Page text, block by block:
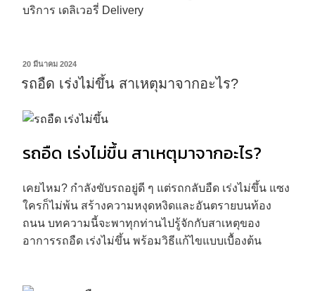
บริการ เดลิเวอรี่ Delivery
20 มีนาคม 2024
รถอืด เร่งไม่ขึ้น สาเหตุมาจากอะไร?
รถอืด เร่งไม่ขึ้น สาเหตุมาจากอะไร?
เคยไหม? กำลังขับรถอยู่ดี ๆ แต่รถกลับอืด เร่งไม่ขึ้น แซง
ใครก็ไม่พ้น สร้างความหงุดหงิดและอันตรายบนท้อง
ถนน บทความนี้จะพาทุกท่านไปรู้จักกับสาเหตุของ
อาการรถอืด เร่งไม่ขึ้น พร้อมวิธีแก้ไขแบบเบื้องต้น